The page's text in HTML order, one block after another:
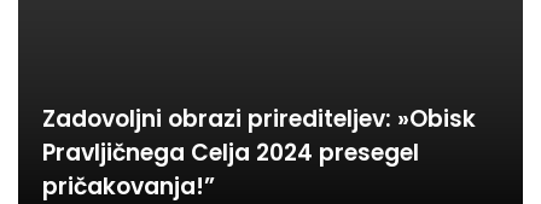
Zadovoljni obrazi prirediteljev: »Obisk
Pravljičnega Celja 2024 presegel
pričakovanja!”